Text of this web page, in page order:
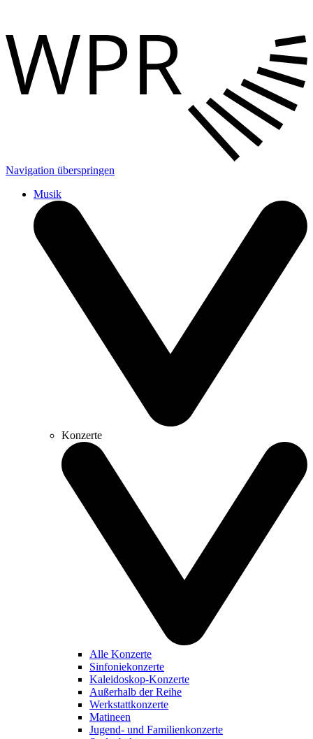
Navigation überspringen
Musik
Konzerte
Alle Konzerte
Sinfoniekonzerte
Kaleidoskop-Konzerte
Außerhalb der Reihe
Werkstattkonzerte
Matineen
Jugend- und Familienkonzerte